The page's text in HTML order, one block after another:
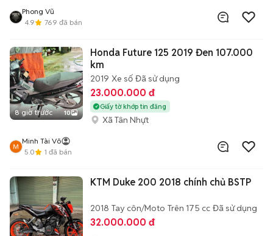
Phong Vũ
4.9
769 đã bán
8 giờ trước 10
Honda Future 125 2019 Đen 107.000
km
2019 Xe số Đã sử dụng
23.000.000 đ
Giấy tờ khớp tin đăng
Xã Tân Nhựt
Minh Tài Võ
5.0
1 đã bán
KTM Duke 200 2018 chính chủ BSTP
2018 Tay côn/Moto Trên 175 cc Đã sử dụng
32.000.000 đ